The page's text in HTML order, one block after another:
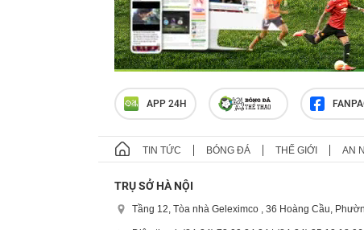
APP 24H
TIN TỨC BÓNG ĐÁ THẾ GIỚI AN
TRỤ SỞ HÀ NỘI
Tầng 12, Tòa nhà Geleximco , 36 Hoàng Cầu,